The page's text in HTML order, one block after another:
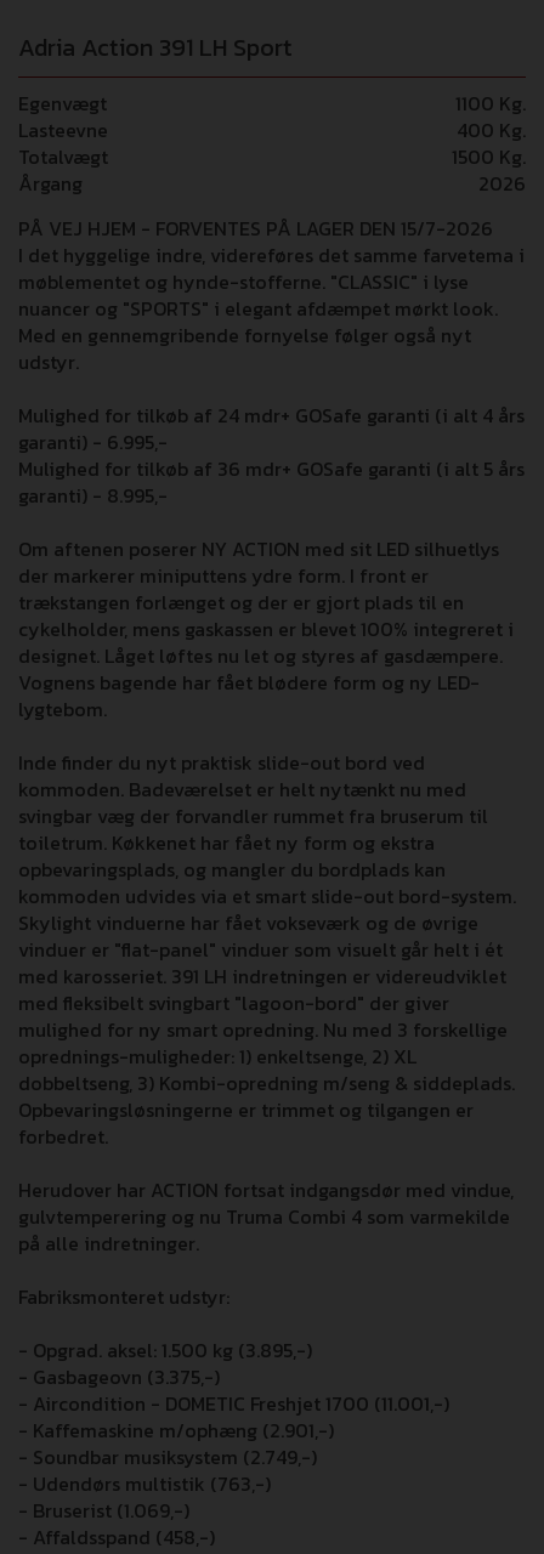
Adria Action 391 LH Sport
Egenvægt
1100 Kg.
Lasteevne
400 Kg.
Totalvægt
1500 Kg.
Årgang
2026
PÅ VEJ HJEM - FORVENTES PÅ LAGER DEN 15/7-2026
I det hyggelige indre, videreføres det samme farvetema i
møblementet og hynde-stofferne. "CLASSIC" i lyse
nuancer og "SPORTS" i elegant afdæmpet mørkt look.
Med en gennemgribende fornyelse følger også nyt
udstyr.
Mulighed for tilkøb af 24 mdr+ GOSafe garanti (i alt 4 års
garanti) - 6.995,-
Mulighed for tilkøb af 36 mdr+ GOSafe garanti (i alt 5 års
garanti) - 8.995,-
Om aftenen poserer NY ACTION med sit LED silhuetlys
der markerer miniputtens ydre form. I front er
trækstangen forlænget og der er gjort plads til en
cykelholder, mens gaskassen er blevet 100% integreret i
designet. Låget løftes nu let og styres af gasdæmpere.
Vognens bagende har fået blødere form og ny LED-
lygtebom.
Inde finder du nyt praktisk slide-out bord ved
kommoden. Badeværelset er helt nytænkt nu med
svingbar væg der forvandler rummet fra bruserum til
toiletrum. Køkkenet har fået ny form og ekstra
opbevaringsplads, og mangler du bordplads kan
kommoden udvides via et smart slide-out bord-system.
Skylight vinduerne har fået vokseværk og de øvrige
vinduer er "flat-panel" vinduer som visuelt går helt i ét
med karosseriet. 391 LH indretningen er videreudviklet
med fleksibelt svingbart "lagoon-bord" der giver
mulighed for ny smart opredning. Nu med 3 forskellige
oprednings-muligheder: 1) enkeltsenge, 2) XL
dobbeltseng, 3) Kombi-opredning m/seng & siddeplads.
Opbevaringsløsningerne er trimmet og tilgangen er
forbedret.
Herudover har ACTION fortsat indgangsdør med vindue,
gulvtemperering og nu Truma Combi 4 som varmekilde
på alle indretninger.
Fabriksmonteret udstyr:
- Opgrad. aksel: 1.500 kg (3.895,-)
- Gasbageovn (3.375,-)
- Aircondition - DOMETIC Freshjet 1700 (11.001,-)
- Kaffemaskine m/ophæng (2.901,-)
- Soundbar musiksystem (2.749,-)
- Udendørs multistik (763,-)
- Bruserist (1.069,-)
- Affaldsspand (458,-)